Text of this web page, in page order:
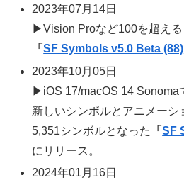
2023年07月14日
▶Vision Proなど100を超え
「SF Symbols v5.0 Beta (88)
2023年10月05日
▶iOS 17/macOS 14 Sonoma
新しいシンボルとアニメーシ
5,351シンボルとなった
「SF
にリリース。
2024年01月16日